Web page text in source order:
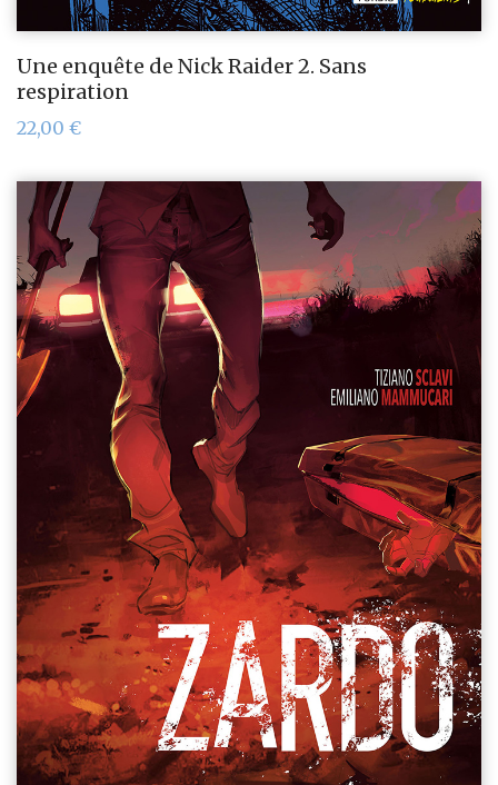
Une enquête de Nick Raider 2. Sans
respiration
22,00 €